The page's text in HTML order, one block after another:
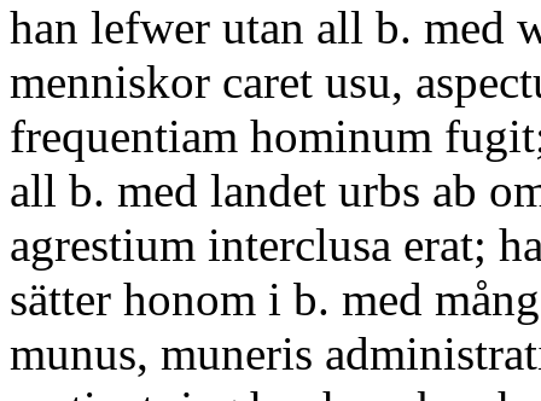
han lefwer utan all b. med
menniskor caret usu,
frequentiam hominum
all b. med landet urbs ab
agrestium interclusa erat;
sätter honom i b. med
munus, muneris